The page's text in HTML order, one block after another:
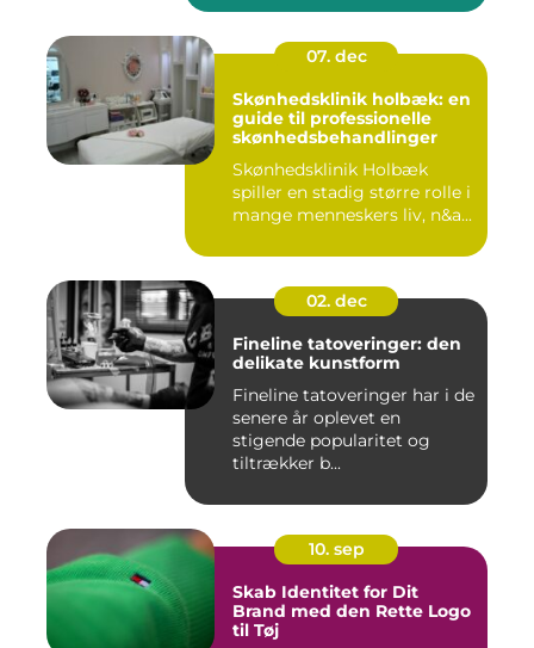
07. dec
Skønhedsklinik holbæk: en
guide til professionelle
skønhedsbehandlinger
Skønhedsklinik Holbæk
spiller en stadig større rolle i
mange menneskers liv, n&a...
02. dec
Fineline tatoveringer: den
delikate kunstform
Fineline tatoveringer har i de
senere år oplevet en
stigende popularitet og
tiltrækker b...
10. sep
Skab Identitet for Dit
Brand med den Rette Logo
til Tøj